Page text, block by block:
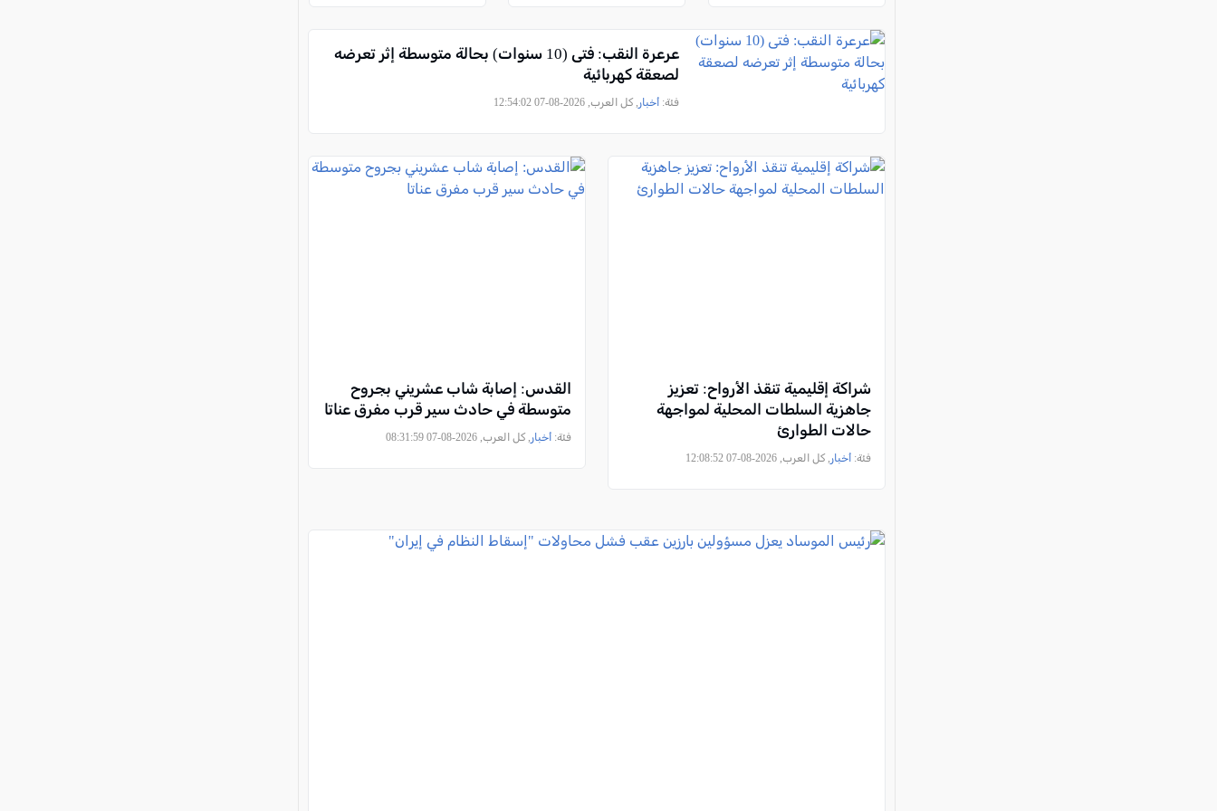
عرعرة النقب: فتى (10 سنوات) بحالة متوسطة إثر تعرضه
لصعقة كهربائية
فئة: أخبار , كل العرب, 2026-08-07 12:54:02
شراكة إقليمية تنقذ الأرواح: تعزيز
جاهزية السلطات المحلية لمواجهة
حالات الطوارئ
فئة: أخبار , كل العرب, 2026-08-07 12:08:52
القدس: إصابة شاب عشريني بجروح
متوسطة في حادث سير قرب مفرق عناتا
فئة: أخبار , كل العرب, 2026-08-07 08:31:59